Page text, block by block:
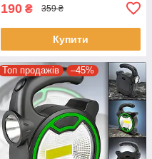
190 ₴ 359 ₴
Купити
Топ продажів –45%